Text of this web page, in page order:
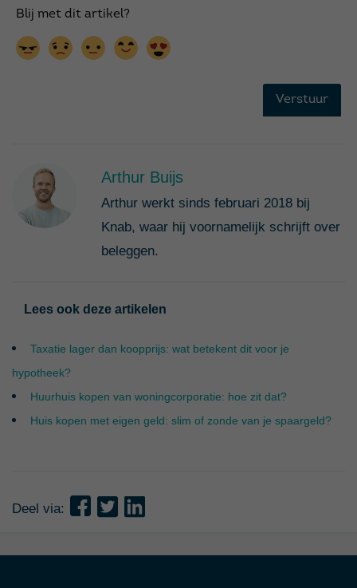
Arthur Buijs
Arthur werkt sinds februari 2018 bij
Knab, waar hij voornamelijk schrijft over
beleggen.
Lees ook deze artikelen
Taxatie lager dan koopprijs: wat betekent dit voor je
hypotheek?
Huurhuis kopen van woningcorporatie: hoe zit dat?
Huis kopen met eigen geld: slim of zonde van je spaargeld?
Deel via: